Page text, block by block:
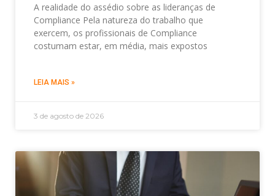
A realidade do assédio sobre as lideranças de
Compliance Pela natureza do trabalho que
exercem, os profissionais de Compliance
costumam estar, em média, mais expostos
LEIA MAIS »
3 de agosto de 2026